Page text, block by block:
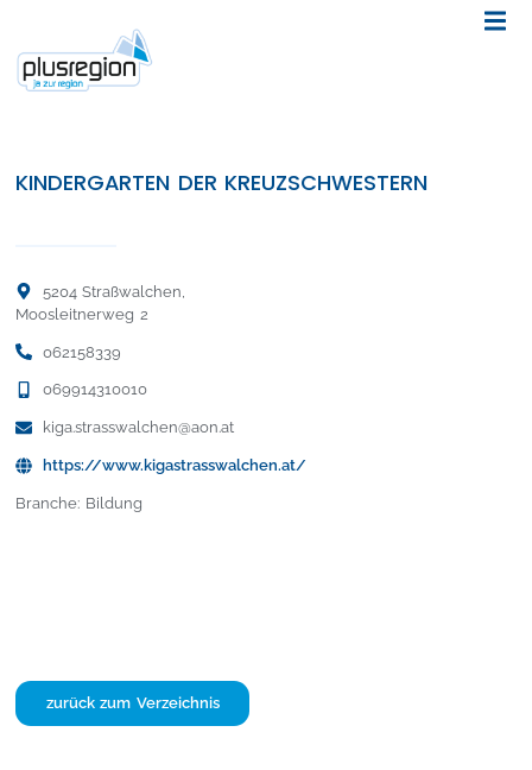
KINDERGARTEN DER KREUZSCHWESTERN
5204 Straßwalchen,
Moosleitnerweg 2
062158339
069914310010
kiga.strasswalchen@aon.at
https://www.kigastrasswalchen.at/
Branche: Bildung
zurück zum Verzeichnis